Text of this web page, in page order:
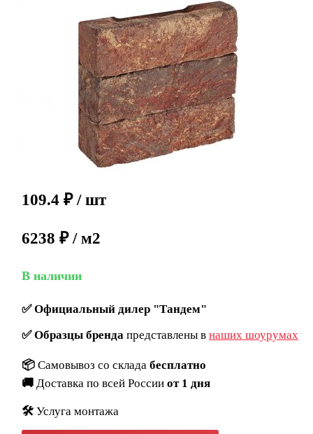
109.4 ₽ / шт
6238 ₽ / м2
В наличии
✅Официальный дилер "Тандем"
✅Образцы брендапредставлены в наших шоурумах
📦 Самовывоз со склада бесплатно
🚚 Доставка по всей России от 1 дня
🛠️ Услуга монтажа